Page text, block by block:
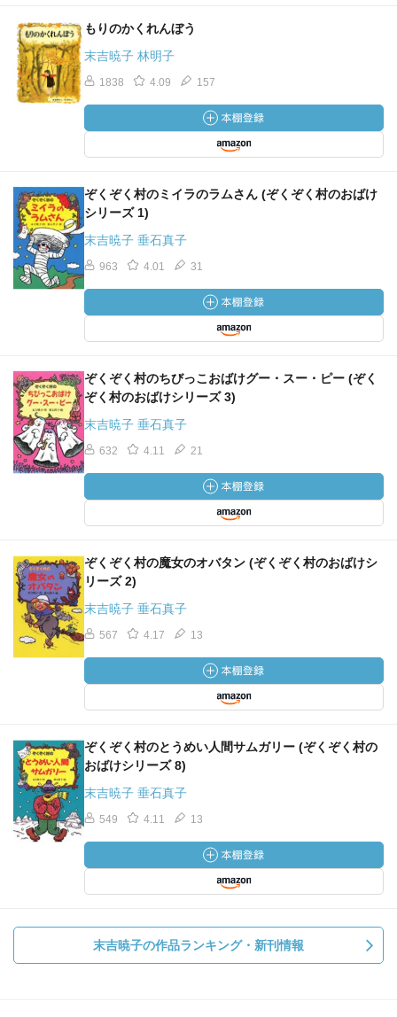
もりのかくれんぼう
末吉暁子 林明子
1838 4.09 157
ぞくぞく村のミイラのラムさん (ぞくぞく村のおばけ
シリーズ 1)
末吉暁子 垂石真子
963 4.01 31
ぞくぞく村のちびっこおばけグー・スー・ピー (ぞく
ぞく村のおばけシリーズ 3)
末吉暁子 垂石真子
632 4.11 21
ぞくぞく村の魔女のオバタン (ぞくぞく村のおばけシ
リーズ 2)
末吉暁子 垂石真子
567 4.17 13
ぞくぞく村のとうめい人間サムガリー (ぞくぞく村の
おばけシリーズ 8)
末吉暁子 垂石真子
549 4.11 13
末吉暁子の作品ランキング・新刊情報